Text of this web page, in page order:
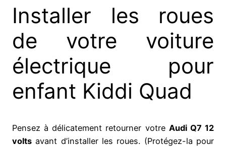
Installer les roues
de votre voiture
électrique pour
enfant Kiddi Quad
Pensez à délicatement retourner votre Audi Q7 12
volts avant d’installer les roues. (Protégez-la pour